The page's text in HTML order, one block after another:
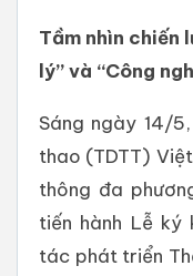
Tầm nhìn chiến
lý” và “Công
Sáng ngày 14/
thao (TDTT)
thông đa
tiến hành Lễ ký
tác phát triển